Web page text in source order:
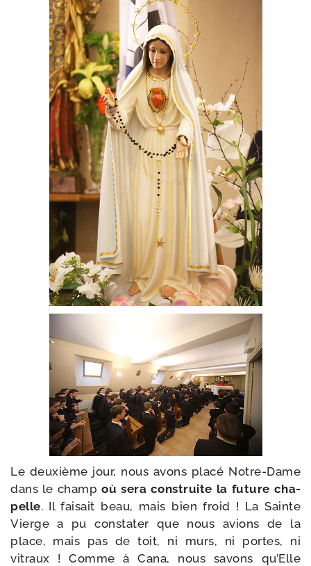
Le deuxième jour, nous avons pla­cé Notre-​Dame
dans le champoù sera construite la future cha­
pelle. Il fai­sait beau, mais bien froid ! La Sainte
Vierge a pu consta­ter que nous avions de la
place, mais pas de toit, ni murs, ni portes, ni
vitraux ! Comme à Cana, nous savons qu’Elle